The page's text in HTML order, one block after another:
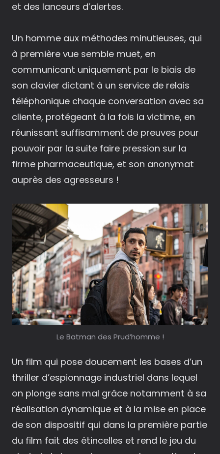
et des lanceurs d’alertes.
Un homme aux méthodes minutieuses, qui
à première vue semble muet, en
communicant uniquement par le biais de
son clavier dictant à un service de relais
téléphonique chaque conversation avec sa
cliente, protégeant à la fois la victime, en
réunissant suffisamment de preuves pour
pouvoir par la suite faire pression sur la
firme pharmaceutique, et son anonymat
auprès des agresseurs !
Le Batman des Prud’homme !
Un film qui pose doucement les bases d’un
thriller d’espionnage industriel dans lequel
on plonge sans mal grâce notamment à sa
réalisation dynamique et à la mise en place
de son dispositif qui dans la première partie
du film fait des étincelles et rend le jeu du